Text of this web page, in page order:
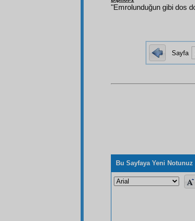
"Emrolunduğun gibi dos
Sayfa
Bu Sayfaya Yeni Notunuz